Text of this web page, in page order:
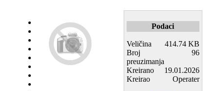
Podaci
Veličina
414.74 KB
Broj
preuzimanja
96
Kreirano
19.01.2026
Kreirao
Operater